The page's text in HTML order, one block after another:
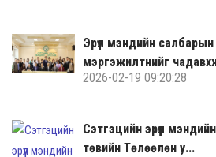
Эрүүл мэндийн салбарын
мэргэжилтнийг
2026-02-19 09:20:28
Сэтгэцийн эрүүл
төвийн Төлөөлөн у...